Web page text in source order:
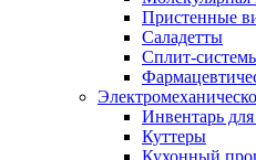
Пристенные
Саладетты
Сплит-
Инвентарь
Куттеры
Кухонный